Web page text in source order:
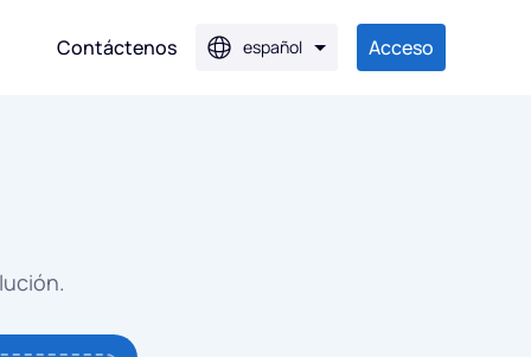
Contáctenos español Acceso